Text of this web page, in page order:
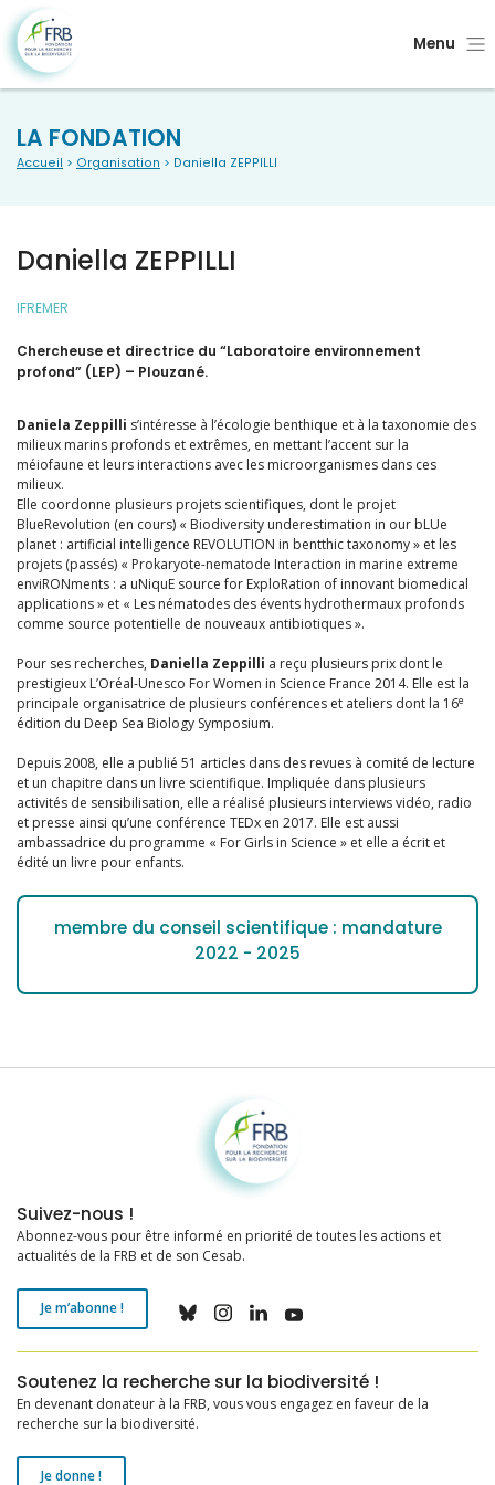
Menu
LA FONDATION
Accueil > Organisation > Daniella ZEPPILLI
Daniella ZEPPILLI
IFREMER
Chercheuse et directrice du “Laboratoire environnement
profond” (LEP) – Plouzané.
Daniela Zeppilli s’intéresse à l’écologie benthique et à la taxonomie des
milieux marins profonds et extrêmes, en mettant l’accent sur la
méiofaune et leurs interactions avec les microorganismes dans ces
milieux.
Elle coordonne plusieurs projets scientifiques, dont le projet
BlueRevolution (en cours) « Biodiversity underestimation in our bLUe
planet : artificial intelligence REVOLUTION in bentthic taxonomy » et les
projets (passés) « Prokaryote-nematode Interaction in marine extreme
enviRONments : a uNiquE source for ExploRation of innovant biomedical
applications » et « Les nématodes des évents hydrothermaux profonds
comme source potentielle de nouveaux antibiotiques ».
Pour ses recherches, Daniella Zeppilli a reçu plusieurs prix dont le
prestigieux L’Oréal-Unesco For Women in Science France 2014. Elle est la
principale organisatrice de plusieurs conférences et ateliers dont la 16e
édition du Deep Sea Biology Symposium.
Depuis 2008, elle a publié 51 articles dans des revues à comité de lecture
et un chapitre dans un livre scientifique. Impliquée dans plusieurs
activités de sensibilisation, elle a réalisé plusieurs interviews vidéo, radio
et presse ainsi qu’une conférence TEDx en 2017. Elle est aussi
ambassadrice du programme « For Girls in Science » et elle a écrit et
édité un livre pour enfants.
membre du conseil scientifique : mandature
2022 - 2025
Fondation pour la recherche sur la biodiversité
Suivez-nous !
Abonnez-vous pour être informé en priorité de toutes les actions et
actualités de la FRB et de son Cesab.
Je m’abonne !
Soutenez la recherche sur la biodiversité !
En devenant donateur à la FRB, vous vous engagez en faveur de la
recherche sur la biodiversité.
Je donne !